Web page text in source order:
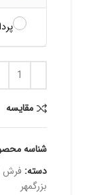
مقایسه
شناسه
دسته: فرش 700 شانه
بزرگمهر